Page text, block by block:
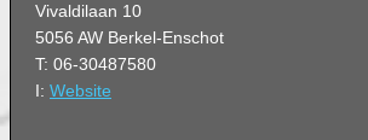
Vivaldilaan 10
5056 AW Berkel-Enschot
T: 06-30487580
I: Website